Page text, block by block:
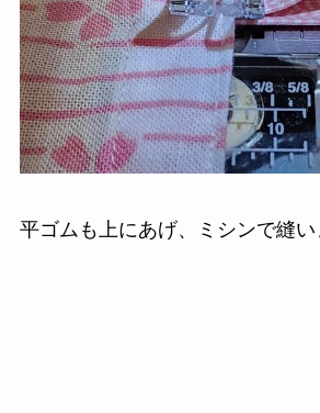
平ゴムも上にあげ、ミシンで縫い